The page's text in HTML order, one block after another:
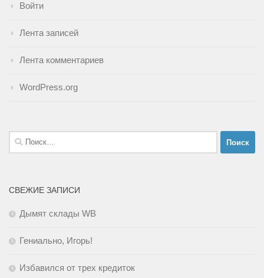
Войти
Лента записей
Лента комментариев
WordPress.org
Найти:
СВЕЖИЕ ЗАПИСИ
Дымят склады WB
Гениально, Игорь!
Избавился от трех кредиток